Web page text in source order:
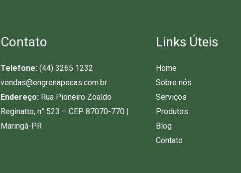
Contato
Telefone: (44) 3265 1232
vendas@engrenapecas.com.br
Endereço: Rua Pioneiro Zoaldo
Reginatto, n° 523 – CEP 87070-770 |
Maringá-PR
Links Úteis
Home
Sobre nós
Serviços
Produtos
Blog
Contato